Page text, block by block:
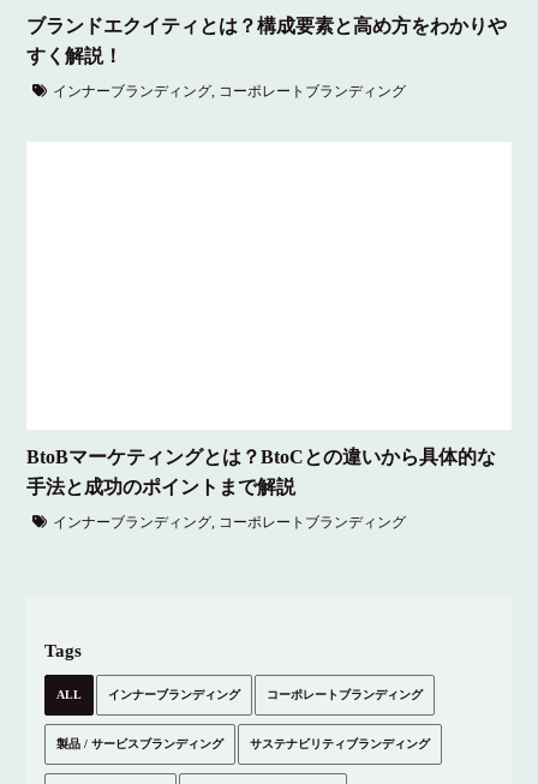
ブランドエクイティとは？構成要素と高め方をわかりや
すく解説！
インナーブランディング, コーポレートブランディング
BtoBマーケティングとは？BtoCとの違いから具体的な
手法と成功のポイントまで解説
インナーブランディング, コーポレートブランディング
Tags
ALL インナーブランディング コーポレートブランディング
製品 / サービスブランディング サステナビリティブランディング